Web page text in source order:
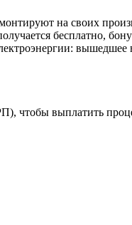
на своих
бесплатно,
вышедшее
чтобы выплатить